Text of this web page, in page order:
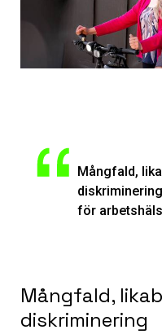
Mångfald,
för
Mångfald,
diskriminering